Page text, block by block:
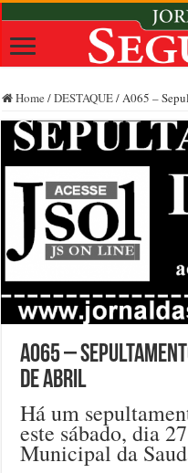
Home /DESTAQUE/A065 –
A065 –
de abril
Há um
este sábado, dia
Municipal da